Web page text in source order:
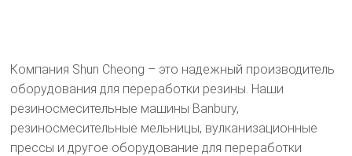
Компания Shun Cheong – это надежный производитель
оборудования для переработки резины. Наши
резиносмесительные машины Banbury,
резиносмесительные мельницы, вулканизационные
прессы и другое оборудование для переработки